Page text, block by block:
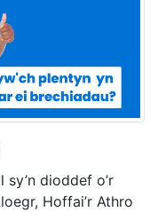
dioddef o’r
Hoffai’r Athro